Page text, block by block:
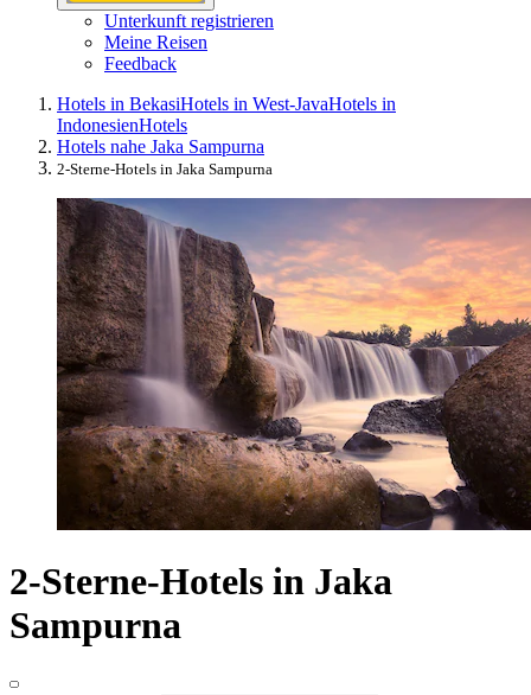
Unterkunft registrieren
Meine Reisen
Feedback
Hotels in BekasiHotels in West-JavaHotels in
IndonesienHotels
Hotels nahe Jaka Sampurna
2-Sterne-Hotels in Jaka Sampurna
2-Sterne-Hotels in Jaka
Sampurna